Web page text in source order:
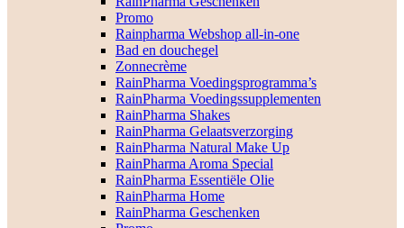
Promo
Rainpharma Webshop all-in-one
Bad en douchegel
Zonnecrème
RainPharma Voedingsprogramma’s
RainPharma Voedingssupplementen
RainPharma Shakes
RainPharma Gelaatsverzorging
RainPharma Natural Make Up
RainPharma Aroma Special
RainPharma Essentiële Olie
RainPharma Home
RainPharma Geschenken